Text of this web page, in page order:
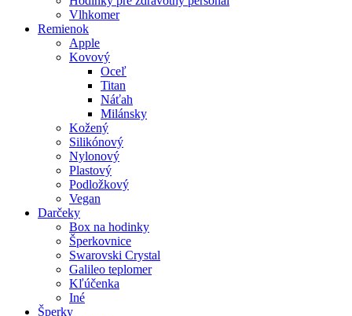
Vlhkomer
Remienok
Apple
Kovový
Oceľ
Titan
Náťah
Milánsky
Kožený
Silikónový
Nylonový
Plastový
Podložkový
Vegan
Darčeky
Box na hodinky
Šperkovnice
Swarovski Crystal
Galileo teplomer
Kľúčenka
Iné
Šperky